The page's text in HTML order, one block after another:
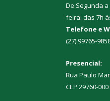
De Segunda
feira: das 7h
Telefone e
(27) 99765-
Presencial:
Rua Paulo
CEP 29760-000